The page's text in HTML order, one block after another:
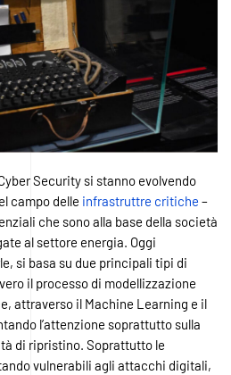
Security si stanno evolvendo
campo delle infrastruttre critiche –
che sono alla base della società
al settore energia. Oggi
si basa su due principali tipi di
il processo di modellizzazione
attraverso il Machine Learning e il
l’attenzione soprattutto sulla
di ripristino. Soprattutto le
vulnerabili agli attacchi digitali,